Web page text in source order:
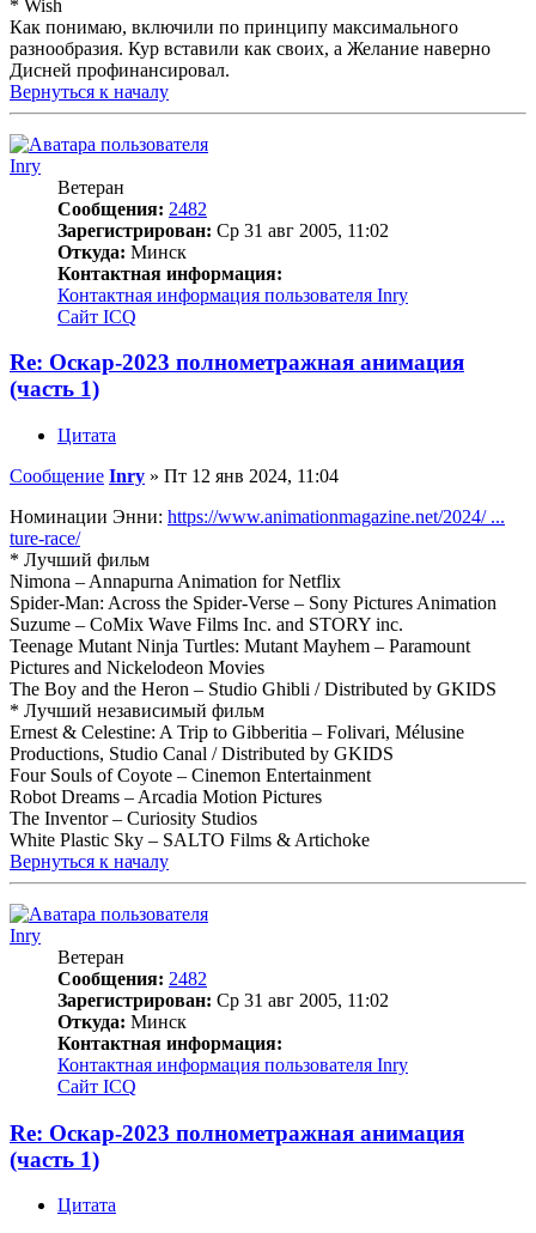
* Wish
Как понимаю, включили по принципу максимального
разнообразия. Кур вставили как своих, а Желание наверно
Дисней профинансировал.
Вернуться к началу
Inry
Ветеран
Сообщения: 2482
Зарегистрирован: Ср 31 авг 2005, 11:02
Откуда: Минск
Контактная информация:
Контактная информация пользователя Inry
Сайт ICQ
Re: Оскар-2023 полнометражная анимация
(часть 1)
Цитата
Сообщение Inry » Пт 12 янв 2024, 11:04
Номинации Энни: https://www.animationmagazine.net/2024/ ...
ture-race/
* Лучший фильм
Nimona – Annapurna Animation for Netflix
Spider-Man: Across the Spider-Verse – Sony Pictures Animation
Suzume – CoMix Wave Films Inc. and STORY inc.
Teenage Mutant Ninja Turtles: Mutant Mayhem – Paramount
Pictures and Nickelodeon Movies
The Boy and the Heron – Studio Ghibli / Distributed by GKIDS
* Лучший независимый фильм
Ernest & Celestine: A Trip to Gibberitia – Folivari, Mélusine
Productions, Studio Canal / Distributed by GKIDS
Four Souls of Coyote – Cinemon Entertainment
Robot Dreams – Arcadia Motion Pictures
The Inventor – Curiosity Studios
White Plastic Sky – SALTO Films & Artichoke
Вернуться к началу
Inry
Ветеран
Сообщения: 2482
Зарегистрирован: Ср 31 авг 2005, 11:02
Откуда: Минск
Контактная информация:
Контактная информация пользователя Inry
Сайт ICQ
Re: Оскар-2023 полнометражная анимация
(часть 1)
Цитата